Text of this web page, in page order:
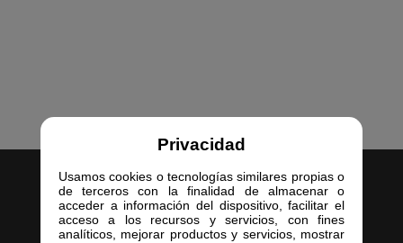
Privacidad
Usamos cookies o tecnologías similares propias o
de terceros con la finalidad de almacenar o
acceder a información del dispositivo, facilitar el
acceso a los recursos y servicios, con fines
analíticos, mejorar productos y servicios, mostrar